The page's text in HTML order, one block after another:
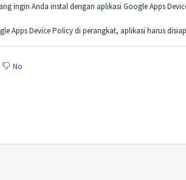
ingin Anda instal dengan aplikasi Google Apps
Apps Device Policy di perangkat, aplikasi harus
No